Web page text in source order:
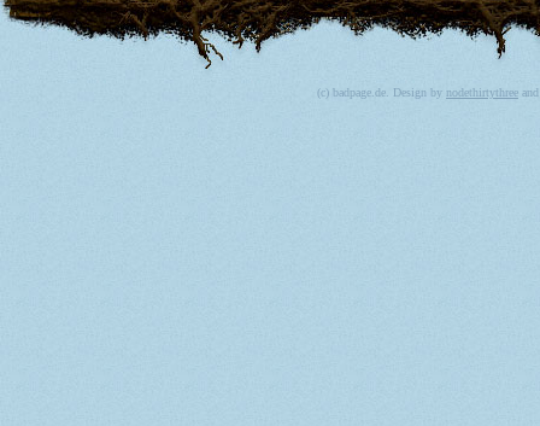
(c) badpage.de. Design by nodethirtythree